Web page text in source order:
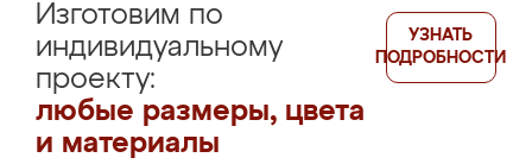
Изготовим по
индивидуальному
проекту:
любые размеры, цвета
и материалы
УЗНАТЬ
ПОДРОБНОСТИ